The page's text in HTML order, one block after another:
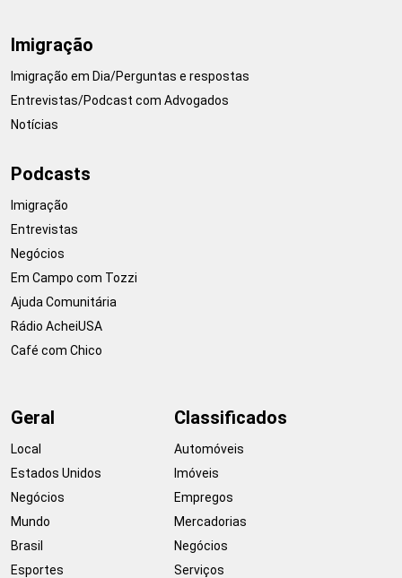
Imigração
Imigração em Dia/Perguntas e respostas
Entrevistas/Podcast com Advogados
Notícias
Podcasts
Imigração
Entrevistas
Negócios
Em Campo com Tozzi
Ajuda Comunitária
Rádio AcheiUSA
Café com Chico
Geral
Local
Estados Unidos
Negócios
Mundo
Brasil
Esportes
Classificados
Automóveis
Imóveis
Empregos
Mercadorias
Negócios
Serviços